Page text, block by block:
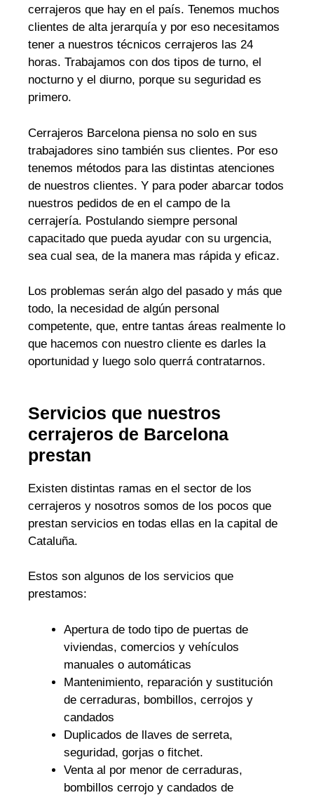
cerrajeros que hay en el país. Tenemos muchos
clientes de alta jerarquía y por eso necesitamos
tener a nuestros técnicos cerrajeros las 24
horas. Trabajamos con dos tipos de turno, el
nocturno y el diurno, porque su seguridad es
primero.
Cerrajeros Barcelona piensa no solo en sus
trabajadores sino también sus clientes. Por eso
tenemos métodos para las distintas atenciones
de nuestros clientes. Y para poder abarcar todos
nuestros pedidos de en el campo de la
cerrajería. Postulando siempre personal
capacitado que pueda ayudar con su urgencia,
sea cual sea, de la manera mas rápida y eficaz.
Los problemas serán algo del pasado y más que
todo, la necesidad de algún personal
competente, que, entre tantas áreas realmente lo
que hacemos con nuestro cliente es darles la
oportunidad y luego solo querrá contratarnos.
Servicios que nuestros
cerrajeros de Barcelona
prestan
Existen distintas ramas en el sector de los
cerrajeros y nosotros somos de los pocos que
prestan servicios en todas ellas en la capital de
Cataluña.
Estos son algunos de los servicios que
prestamos:
Apertura de todo tipo de puertas de
viviendas, comercios y vehículos
manuales o automáticas
Mantenimiento, reparación y sustitución
de cerraduras, bombillos, cerrojos y
candados
Duplicados de llaves de serreta,
seguridad, gorjas o fitchet.
Venta al por menor de cerraduras,
bombillos cerrojo y candados de